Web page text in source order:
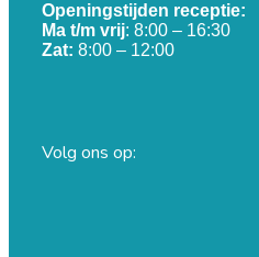
Openingstijden receptie:
Ma t/m vrij: 8:00 – 16:30
Zat: 8:00 – 12:00
Volg ons op: